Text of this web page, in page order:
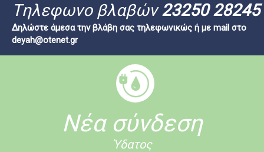
Tηλεφωνο βλαβών23250 28245
Δηλώστε άμεσα την βλάβη σας τηλεφωνικώς ή με mail στο
deyah@otenet.gr
Νέα σύνδεση
Ύδατος